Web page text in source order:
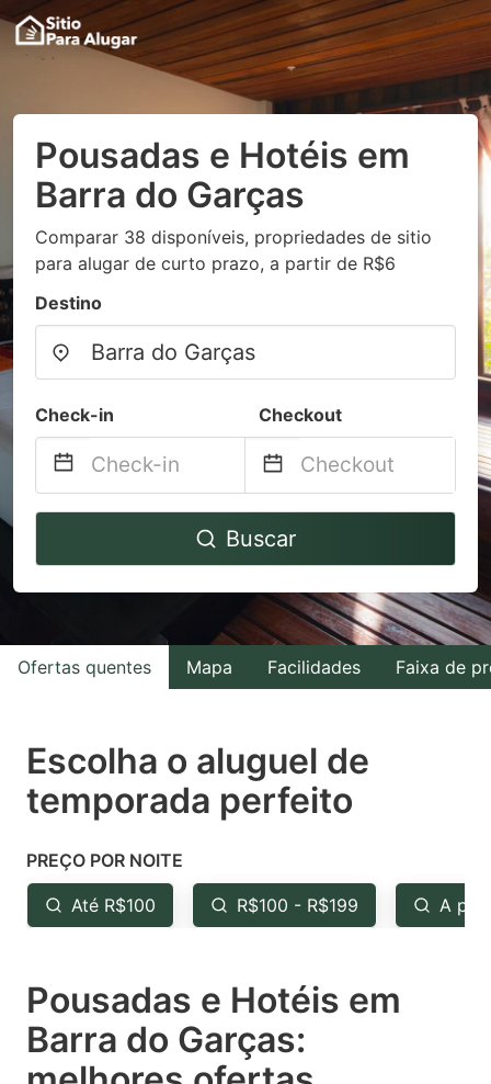
Pousadas e Hotéis em
Barra do Garças
Comparar 38 disponíveis, propriedades de sitio
para alugar de curto prazo, a partir de R$6
Destino
Check-in Checkout
Navigate
to
with
the
select
a
Press
the
question
key
to
get
Navigate
to
interact
with
the
select
a
the
question
key
to
get
Buscar
Ofertas quentes Mapa Facilidades Faixa de
Escolha o aluguel de
temporada perfeito
PREÇO POR NOITE
Até R$100 R$100 - R$199 A
Pousadas e Hotéis em
Barra do Garças: